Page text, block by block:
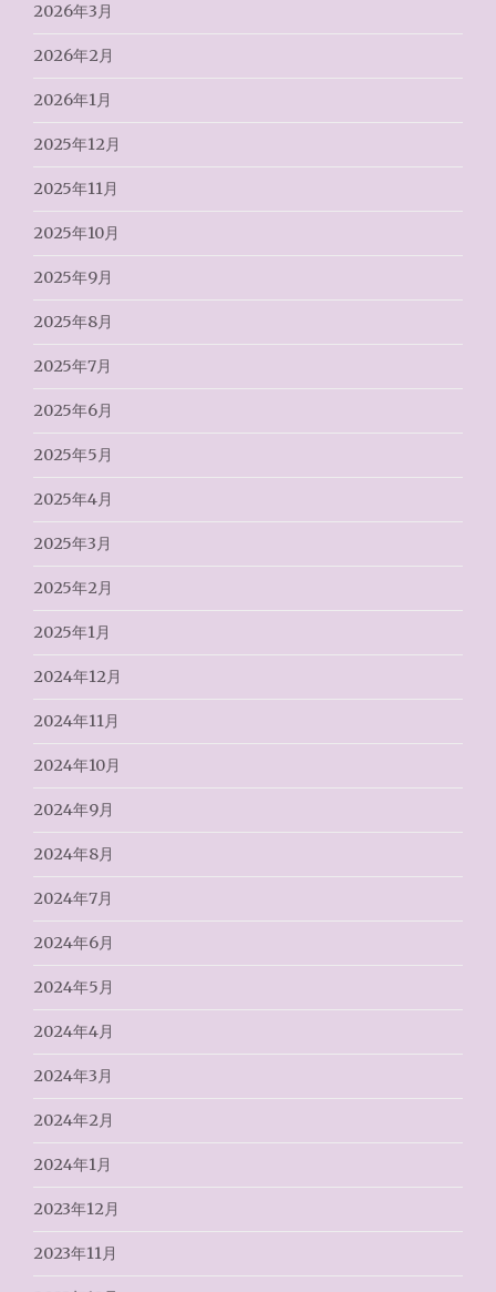
2026年3月
2026年2月
2026年1月
2025年12月
2025年11月
2025年10月
2025年9月
2025年8月
2025年7月
2025年6月
2025年5月
2025年4月
2025年3月
2025年2月
2025年1月
2024年12月
2024年11月
2024年10月
2024年9月
2024年8月
2024年7月
2024年6月
2024年5月
2024年4月
2024年3月
2024年2月
2024年1月
2023年12月
2023年11月